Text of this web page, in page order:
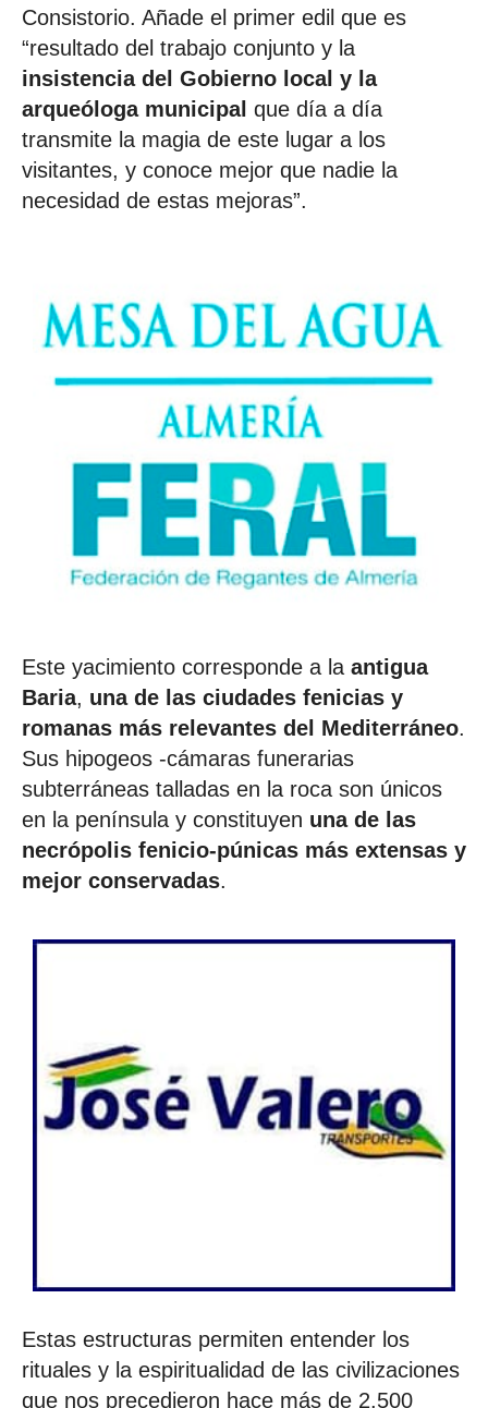
Consistorio. Añade el primer edil que es
“resultado del trabajo conjunto y la
insistencia del Gobierno local y la
arqueóloga municipal que día a día
transmite la magia de este lugar a los
visitantes, y conoce mejor que nadie la
necesidad de estas mejoras”.
Este yacimiento corresponde a la antigua
Baria, una de las ciudades fenicias y
romanas más relevantes del Mediterráneo.
Sus hipogeos -cámaras funerarias
subterráneas talladas en la roca son únicos
en la península y constituyen una de las
necrópolis fenicio-púnicas más extensas y
mejor conservadas.
Estas estructuras permiten entender los
rituales y la espiritualidad de las civilizaciones
que nos precedieron hace más de 2.500